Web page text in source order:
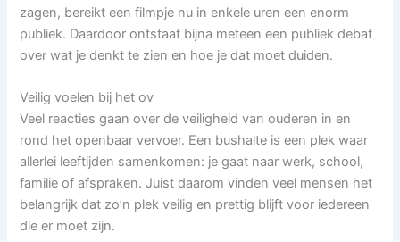
zagen, bereikt een filmpje nu in enkele uren een enorm
publiek. Daardoor ontstaat bijna meteen een publiek debat
over wat je denkt te zien en hoe je dat moet duiden.
Veilig voelen bij het ov
Veel reacties gaan over de veiligheid van ouderen in en
rond het openbaar vervoer. Een bushalte is een plek waar
allerlei leeftijden samenkomen: je gaat naar werk, school,
familie of afspraken. Juist daarom vinden veel mensen het
belangrijk dat zo’n plek veilig en prettig blijft voor iedereen
die er moet zijn.